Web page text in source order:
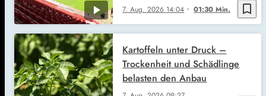
bookmark_border
7. Aug. 2026 14:04 01:30 Min.
Kartoffeln unter Druck –
Trockenheit und Schädlinge
belasten den Anbau